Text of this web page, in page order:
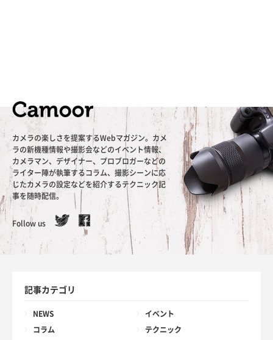
カメラの楽しさを提案するWebマガジン。カメ
ラの新機種情報や撮影会などのイベント情報、
カメラマン、デザイナー、プロブロガーなどの
ライター陣が執筆するコラム、撮影シーンに応
じたカメラの設定などを紹介するテクニック記
事を随時配信。
Follow us
記事カテゴリ
NEWS イベント
コラム テクニック